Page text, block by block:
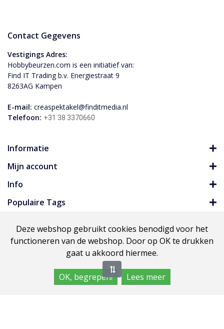
Contact Gegevens
Vestigings Adres:
Hobbybeurzen.com is een initiatief van:
Find IT Trading b.v. Energiestraat 9
8263AG Kampen
E-mail: creaspektakel@finditmedia.nl
Telefoon: +31 38 3370660
Informatie
Mijn account
Info
Populaire Tags
Copyright HobbyBeurzen.com
Deze webshop gebruikt cookies benodigd voor het
functioneren van de webshop. Door op OK te drukken
gaat u akkoord hiermee.
OK, begrepen! Lees meer